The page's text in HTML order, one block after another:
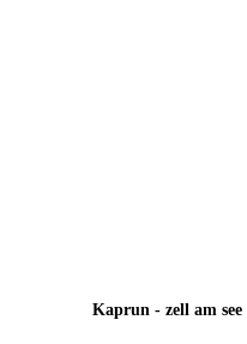
Kaprun - zell am see